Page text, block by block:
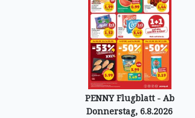
PENNY Flugblatt - Ab
Donnerstag, 6.8.2026